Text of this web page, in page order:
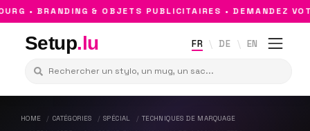
• BRANDING & OBJETS PUBLICITAIRES • DEMANDEZ
Setup.lu FR DE EN
HOME CATÉGORIES SPÉCIAL
TECHNIQUES DE MARQUAGE